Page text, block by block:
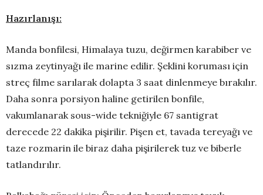
Hazırlanışı:
Manda bonfilesi, Himalaya tuzu, değirmen karabiber ve
sızma zeytinyağı ile marine edilir. Şeklini koruması için
streç filme sarılarak dolapta 3 saat dinlenmeye bırakılır.
Daha sonra porsiyon haline getirilen bonfile,
vakumlanarak sous-wide tekniğiyle 67 santigrat
derecede 22 dakika pişirilir. Pişen et, tavada tereyağı ve
taze rozmarin ile biraz daha pişirilerek tuz ve biberle
tatlandırılır.